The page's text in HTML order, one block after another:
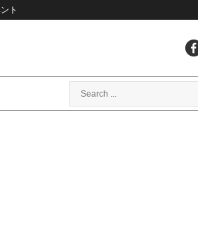
ト